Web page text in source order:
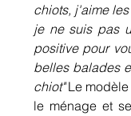
chiots, j'aime
je ne suis pas
positive pour
belles balades
chiot" Le
le ménage et